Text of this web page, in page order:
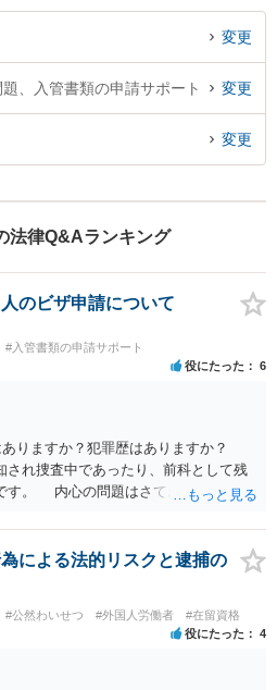
たします。
変更
、入管書類の申請サポート 変更
変更
法律Q&Aランキング
のビザ申請について
#入管書類の申請サポート
役にたった 6
りますか？犯罪歴はありますか？
され捜査中であったり、前科として残
す。 内心の問題はさておき、ご質問
による法的リスクと逮捕の
#公然わいせつ #外国人労働者 #在留資格
役にたった 4